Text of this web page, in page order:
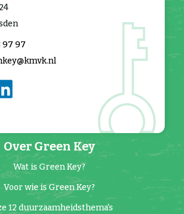
Over Green Key
Wat is Green Key?
Voor wie is Green Key?
12 duurzaamheidsthema's
97 97